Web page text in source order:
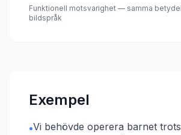
Funktionell motsvarighet — samma
bildspråk
Exempel
•Vi behövde operera barnet